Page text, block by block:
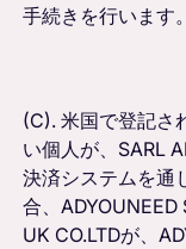
手続きを行います
(C). 米国で登記さ
い個人が、SARL
決済システムを通
合、ADYOUNEED
UK CO.LTDが、